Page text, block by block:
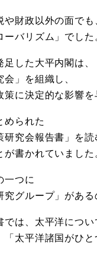
財政以外の面でも
バリズム」でした
足した大平内閣は、
」を組織し、
策に決定的な影響を
められた
研究会報告書」を読
書かれていました
一つに
究グループ」がある
では、太平洋につい
「太平洋諸国がひ